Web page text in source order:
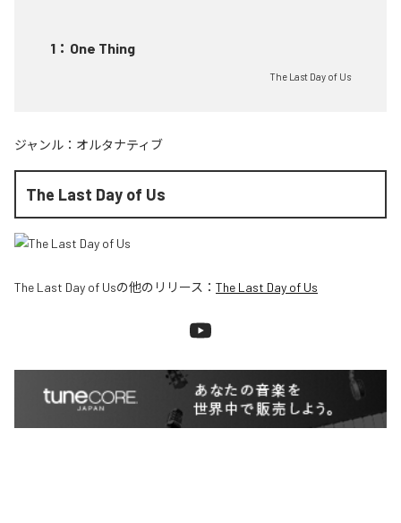
1 ： One Thing
The Last Day of Us
ジャンル： オルタナティブ
The Last Day of Us
The Last Day of Usの他のリリース： The Last Day of Us